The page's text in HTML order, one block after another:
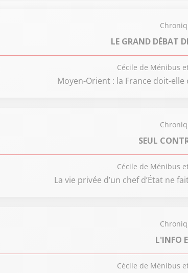
LE GRAND DÉBAT
Cécile de Ménibus
Moyen-Orient : la France doit-
SEUL
Cécile de Ménibus
La vie privée d’un chef d’État ne
L'INFO
Cécile de Ménibus